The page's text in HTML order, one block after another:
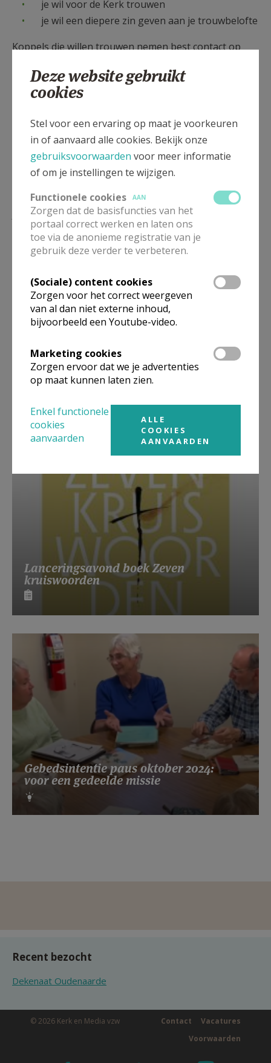
je wil voor de Kerk trouwen
je wil een diepere zin geven aan je trouwbelofte
Koppels die willen trouwen nemen best contact op
Lees meer
Beroepsvereniging Zorgpastores
Lanceringsavond boek Zeven
kruiswoorden
Gebedsintentie paus oktober 2024:
voor een gedeelde missie
Recent bezocht
Dekenaat Oudenaarde
© 2026 Kerk en Media vzw Vacatures
Contact
Voorwaarden
Deze website gebruikt
cookies
Stel voor een ervaring op maat je voorkeuren
in of aanvaard alle cookies. Bekijk onze
gebruiksvoorwaarden voor meer informatie
of om je instellingen te wijzigen.
Functionele cookies
AAN
Zorgen dat de basisfuncties van het
portaal correct werken en laten ons
toe via de anonieme registratie van je
gebruik deze verder te verbeteren.
(Sociale) content cookies
Zorgen voor het correct weergeven
van al dan niet externe inhoud,
bijvoorbeeld een Youtube-video.
Marketing cookies
Zorgen ervoor dat we je advertenties
op maat kunnen laten zien.
Enkel functionele
cookies
aanvaarden
ALLE
COOKIES
AANVAARDEN